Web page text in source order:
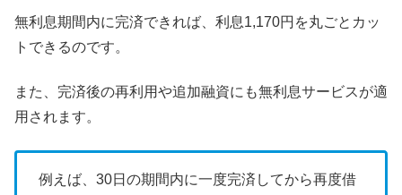
無利息期間内に完済できれば、利息1,170円を丸ごとカッ
トできるのです。
また、完済後の再利用や追加融資にも無利息サービスが適
用されます。
例えば、30日の期間内に一度完済してから再度借